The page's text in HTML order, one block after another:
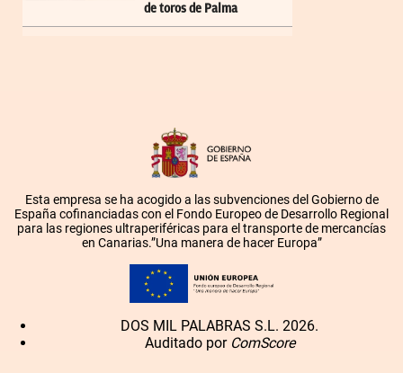
de toros de Palma
Esta empresa se ha acogido a las subvenciones del Gobierno de
España cofinanciadas con el Fondo Europeo de Desarrollo Regional
para las regiones ultraperiféricas para el transporte de mercancías
en Canarias.”Una manera de hacer Europa”
DOS MIL PALABRAS S.L. 2026.
Auditado por ComScore